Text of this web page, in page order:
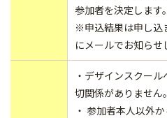
参加者を決定します。
※申込結果は申し込
にメールでお知らせ
・デザインスクー
切関係がありません。
・ 参加者本人以外